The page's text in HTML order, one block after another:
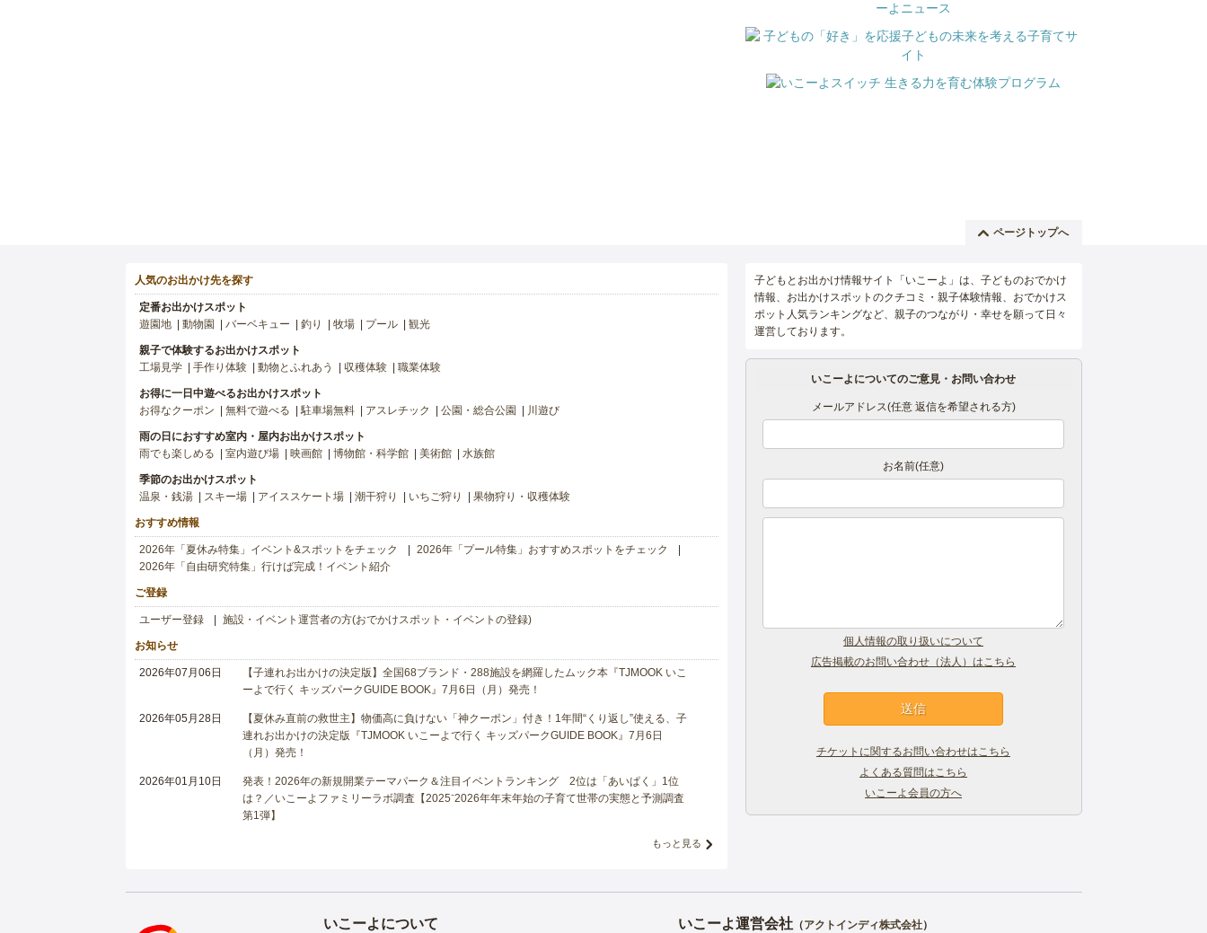
ページトップへ
人気のお出かけ先を探す
定番お出かけスポット
遊園地
動物園 バーベキュー 釣り 牧場 プール 観光
親子で体験するお出かけスポット
工場見学
手作り体験 動物とふれあう 収穫体験 職業体験
お得に一日中遊べるお出かけスポット
お得なクーポン
無料で遊べる 駐車場無料 アスレチック 公園・総合公園 川遊び
雨の日におすすめ室内・屋内お出かけスポット
雨でも楽しめる
室内遊び場 映画館 博物館・科学館 美術館 水族館
季節のお出かけスポット
温泉・銭湯
スキー場 アイススケート場 潮干狩り いちご狩り 果物狩り・収穫体験
おすすめ情報
2026年「夏休み特集」イベント&スポットをチェック
2026年「プール特集」おすすめスポットをチェック
2026年「自由研究特集」行けば完成！イベント紹介
ご登録
ユーザー登録 施設・イベント運営者の方(おでかけスポット・イベントの登録)
お知らせ
2026年07月06日
【子連れお出かけの決定版】全国68ブランド・288施設を網羅したムック本『TJMOOK いこ
ーよで行く キッズパークGUIDE BOOK』7月6日（月）発売！
2026年05月28日
【夏休み直前の救世主】物価高に負けない「神クーポン」付き！1年間“くり返し”使える、子
連れお出かけの決定版『TJMOOK いこーよで行く キッズパークGUIDE BOOK』7月6日
（月）発売！
2026年01月10日
発表！2026年の新規開業テーマパーク＆注目イベントランキング 2位は「あいぱく」1位
は？／いこーよファミリーラボ調査【2025⁻2026年年末年始の子育て世帯の実態と予測調査
第1弾】
もっと見る
子どもとお出かけ情報サイト「いこーよ」は、子どものおでかけ
情報、お出かけスポットのクチコミ・親子体験情報、おでかけス
ポット人気ランキングなど、親子のつながり・幸せを願って日々
運営しております。
いこーよについてのご意見・お問い合わせ
メールアドレス(任意 返信を希望される方)
お名前(任意)
個人情報の取り扱いについて
広告掲載のお問い合わせ（法人）はこちら
チケットに関するお問い合わせはこちら
よくある質問はこちら
いこーよ会員の方へ
いこーよについて いこーよ運営会社（アクトインディ株式会社）